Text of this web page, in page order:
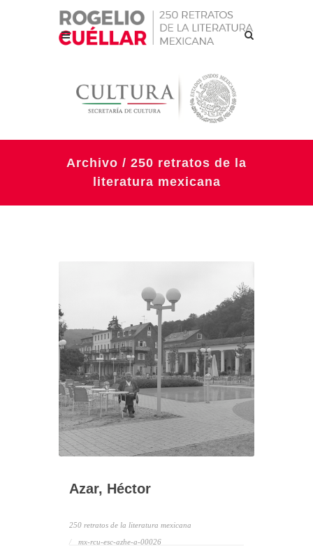
Archivo / 250 retratos de la
literatura mexicana
Azar, Héctor
250 retratos de la literatura mexicana
mx-rcu-esc-azhe-a-00026